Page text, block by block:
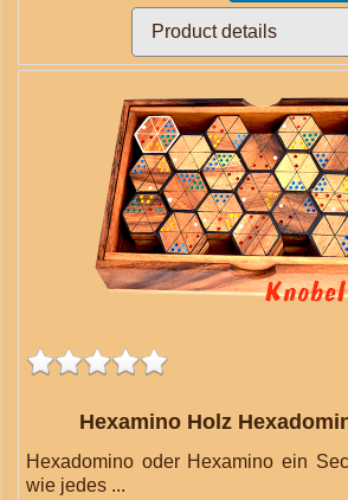
Product details
Hexamino Holz
Hexadomino oder Hexamino ein
wie jedes ...